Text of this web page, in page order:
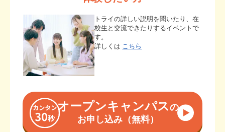
トライの詳しい説明を聞いたり、在
校生と交流できたりするイベントで
す。
詳しくは こちら
オープンキャンパスの
お申し込み（無料）